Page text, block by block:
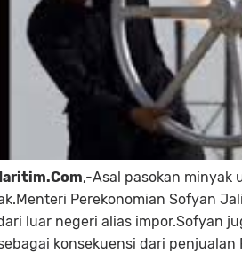
,-Asal pasokan minyak
Perekonomian Sofyan
luar negeri alias impor.Sofyan
konsekuensi dari penjualan